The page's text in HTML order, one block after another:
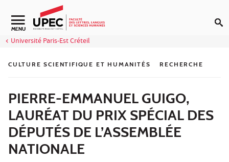
Aller au contenu
Navigation secondaire
MENU
Université Paris-Est Créteil
CULTURE SCIENTIFIQUE ET HUMANITÉS RECHERCHE
PIERRE-EMMANUEL GUIGO,
LAURÉAT DU PRIX SPÉCIAL DES
DÉPUTÉS DE L’ASSEMBLÉE
NATIONALE